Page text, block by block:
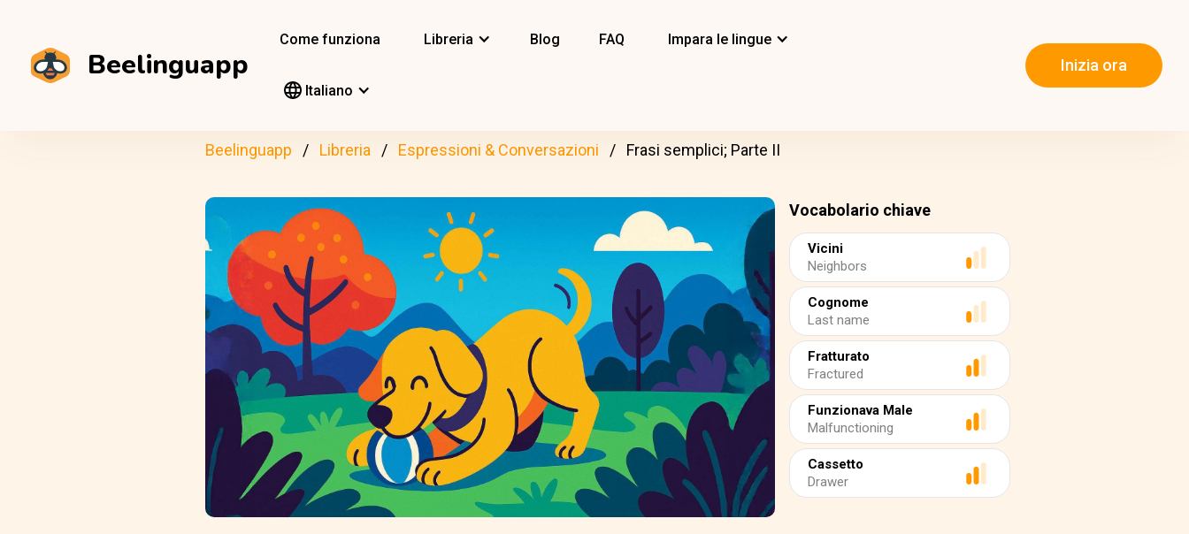
Beelinguapp
Come funziona Libreria Blog FAQ Impara le lingue
Italiano
Inizia ora
Beelinguapp Libreria Espressioni & Conversazioni Frasi semplici; Parte II
Vocabolario chiave
Vicini
Neighbors
Cognome
Last name
Fratturato
Fractured
Funzionava Male
Malfunctioning
Cassetto
Drawer